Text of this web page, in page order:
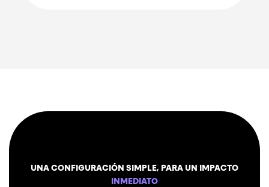
UNA CONFIGURACIÓN SIMPLE, PARA UN IMPACTO
INMEDIATO